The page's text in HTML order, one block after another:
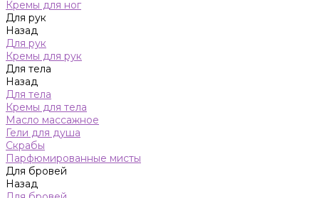
Кремы для ног
Для рук
Назад
Для рук
Кремы для рук
Для тела
Назад
Для тела
Кремы для тела
Масло массажное
Гели для душа
Скрабы
Парфюмированные мисты
Для бровей
Назад